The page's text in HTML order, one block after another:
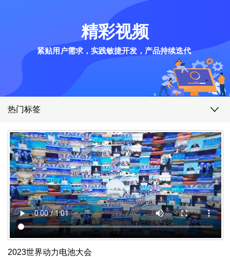
精彩视频
紧贴用户需求，实践敏捷开发，产品持续迭代
热门标签
2023世界动力电池大会